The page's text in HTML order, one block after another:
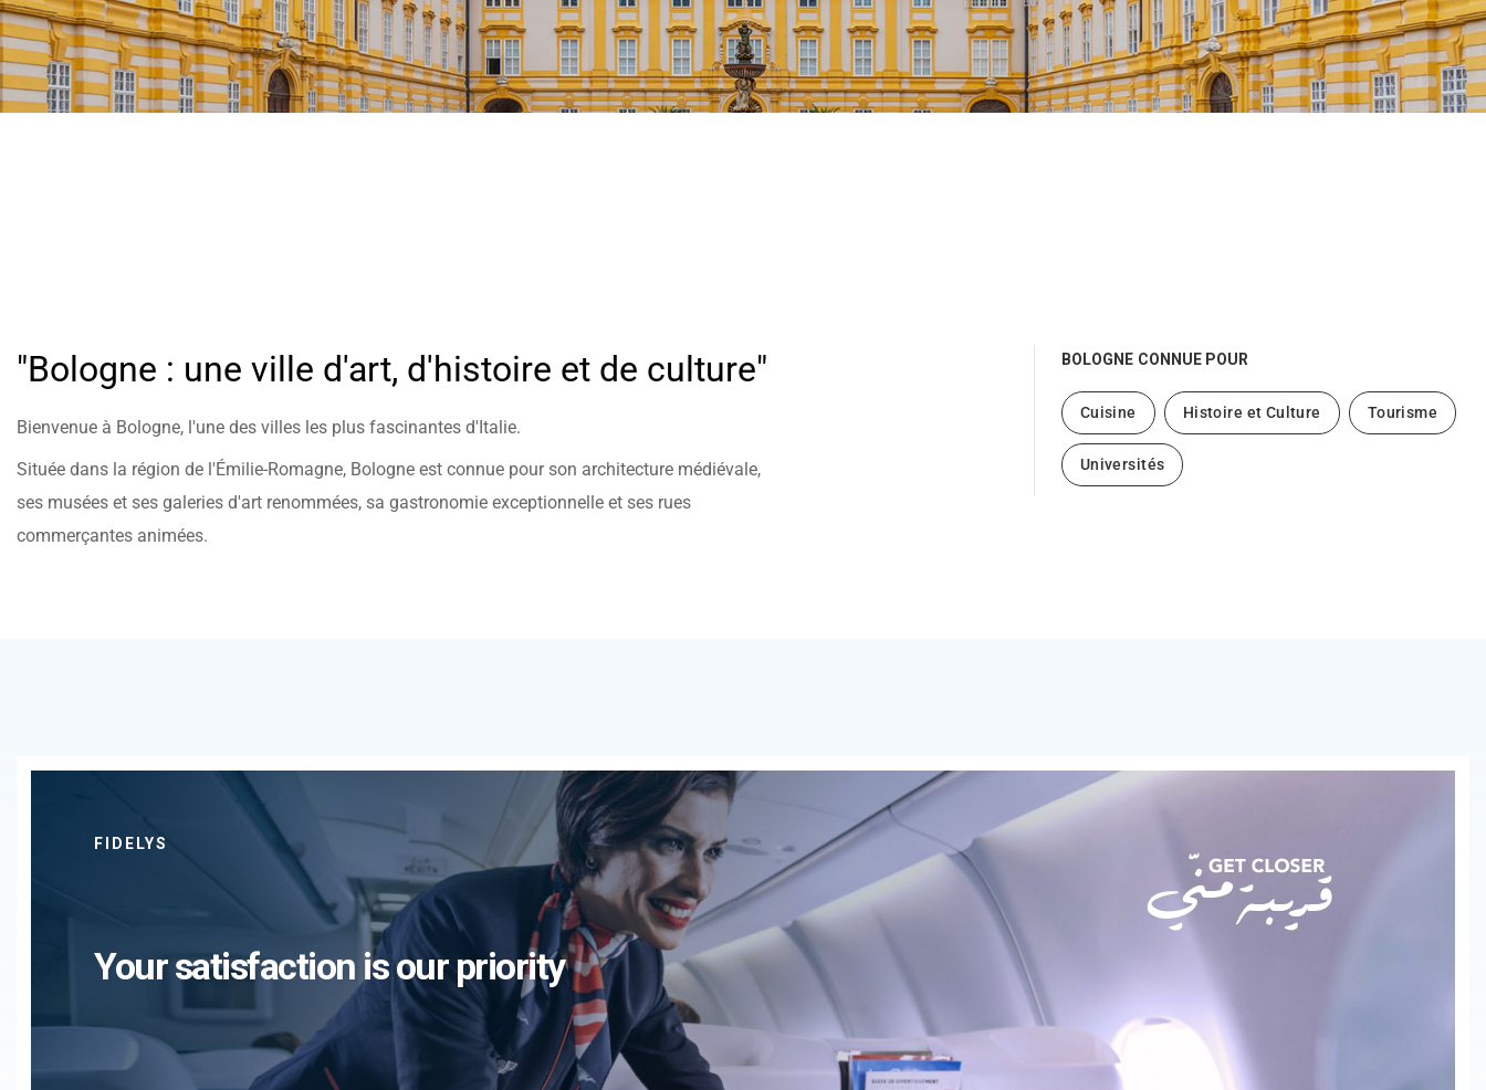
help
you
navigate
and
interact
with
the
"Bologne : une ville d'art, d'histoire et de culture"
Bienvenue à Bologne, l'une des villes les plus fascinantes d'Italie.
Située dans la région de l'Émilie-Romagne, Bologne est connue pour son architecture médiévale,
ses musées et ses galeries d'art renommées, sa gastronomie exceptionnelle et ses rues
commerçantes animées.
BOLOGNE CONNUE POUR
Cuisine Histoire et Culture Tourisme
Universités
FIDELYS
Your satisfaction is our priority